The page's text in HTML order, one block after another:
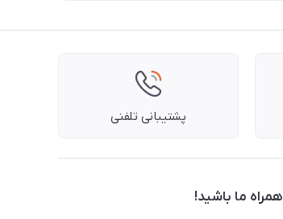
پشتیبانی تلفنی
همراه ما باشید!